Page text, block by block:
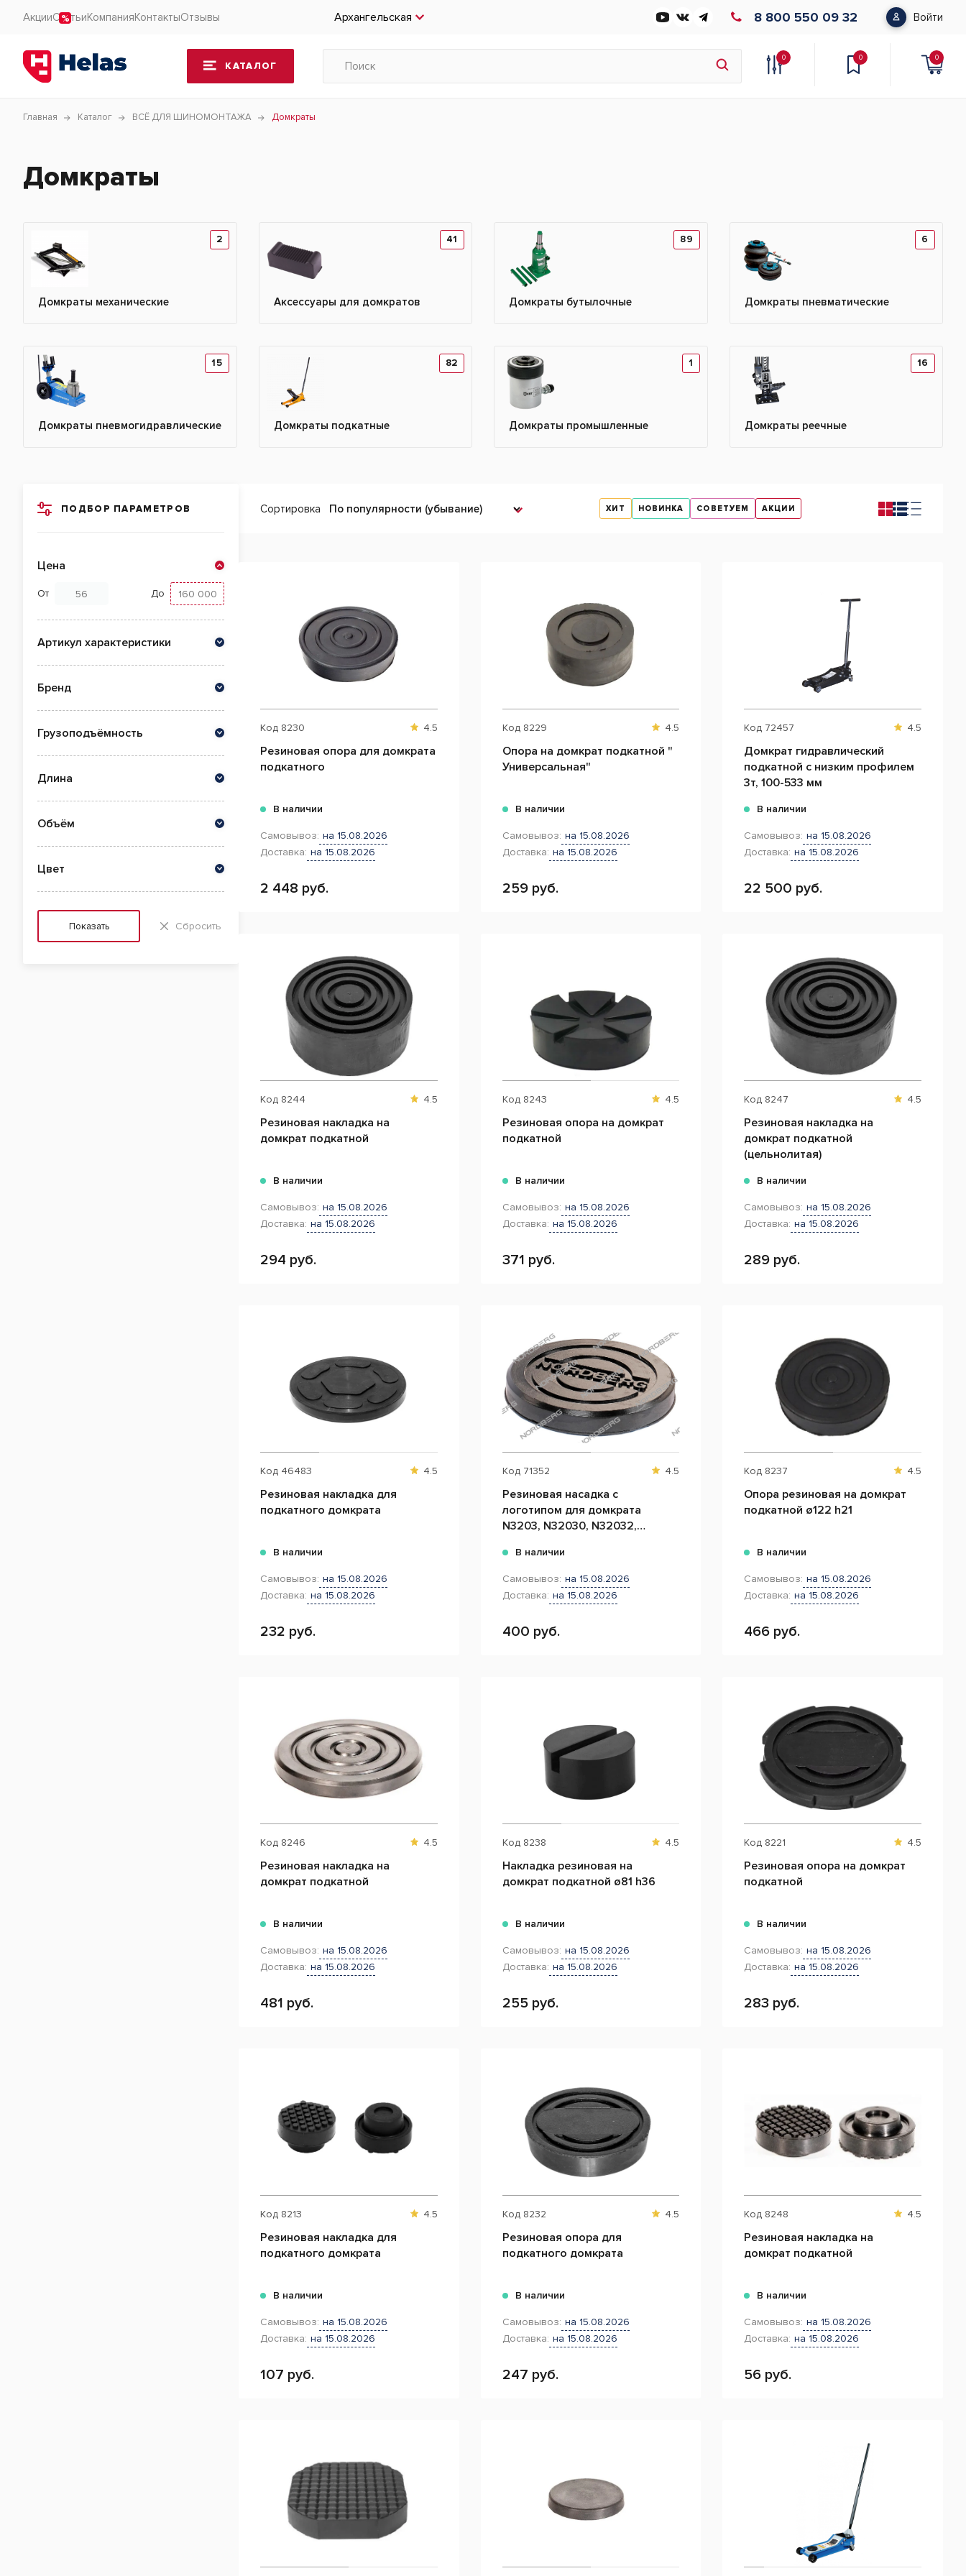
АкцииСтатьиКомпанияКонтактыОтзывы Архангельская 8 800 550 09 32 Войти
КАТАЛОГ
0 0 0
Главная Каталог ВСЁ ДЛЯ ШИНОМОНТАЖА Домкраты
Домкраты
2
Домкраты механические
41
Аксессуары для домкратов
89
Домкраты бутылочные
6
Домкраты пневматические
15
Домкраты пневмогидравлические
82
Домкраты подкатные
1
Домкраты промышленные
16
Домкраты реечные
ПОДБОР ПАРАМЕТРОВ
Цена
От До
Артикул характеристики
Бренд
Грузоподъёмность
Длина
Объём
Цвет
Показать Сбросить
Сортировка ХИТ НОВИНКА СОВЕТУЕМ АКЦИИ
Код 8230 4.5
Резиновая опора для домкрата
подкатного
В наличии
Самовывоз: на 15.08.2026
Доставка: на 15.08.2026
2 448 руб.
Код 8229 4.5
Опора на домкрат подкатной "
Универсальная"
В наличии
Самовывоз: на 15.08.2026
Доставка: на 15.08.2026
259 руб.
Код 72457 4.5
Домкрат гидравлический
подкатной с низким профилем
3т, 100-533 мм
В наличии
Самовывоз: на 15.08.2026
Доставка: на 15.08.2026
22 500 руб.
Код 8244 4.5
Резиновая накладка на
домкрат подкатной
В наличии
Самовывоз: на 15.08.2026
Доставка: на 15.08.2026
294 руб.
Код 8243 4.5
Резиновая опора на домкрат
подкатной
В наличии
Самовывоз: на 15.08.2026
Доставка: на 15.08.2026
371 руб.
Код 8247 4.5
Резиновая накладка на
домкрат подкатной
(цельнолитая)
В наличии
Самовывоз: на 15.08.2026
Доставка: на 15.08.2026
289 руб.
Код 46483 4.5
Резиновая накладка для
подкатного домкрата
В наличии
Самовывоз: на 15.08.2026
Доставка: на 15.08.2026
232 руб.
Код 71352 4.5
Резиновая насадка с
логотипом для домкрата
N3203, N32030, N32032,
В наличии
Самовывоз: на 15.08.2026
Доставка: на 15.08.2026
400 руб.
Код 8237 4.5
Опора резиновая на домкрат
подкатной ø122 h21
В наличии
Самовывоз: на 15.08.2026
Доставка: на 15.08.2026
466 руб.
Код 8246 4.5
Резиновая накладка на
домкрат подкатной
В наличии
Самовывоз: на 15.08.2026
Доставка: на 15.08.2026
481 руб.
Код 8238 4.5
Накладка резиновая на
домкрат подкатной ø81 h36
В наличии
Самовывоз: на 15.08.2026
Доставка: на 15.08.2026
255 руб.
Код 8221 4.5
Резиновая опора на домкрат
подкатной
В наличии
Самовывоз: на 15.08.2026
Доставка: на 15.08.2026
283 руб.
Код 8213 4.5
Резиновая накладка для
подкатного домкрата
В наличии
Самовывоз: на 15.08.2026
Доставка: на 15.08.2026
107 руб.
Код 8232 4.5
Резиновая опора для
подкатного домкрата
В наличии
Самовывоз: на 15.08.2026
Доставка: на 15.08.2026
247 руб.
Код 8248 4.5
Резиновая накладка на
домкрат подкатной
В наличии
Самовывоз: на 15.08.2026
Доставка: на 15.08.2026
56 руб.